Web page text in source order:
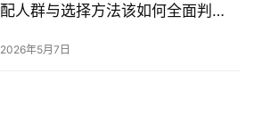
配人群与选择方法该如何全面判
2026年5月7日